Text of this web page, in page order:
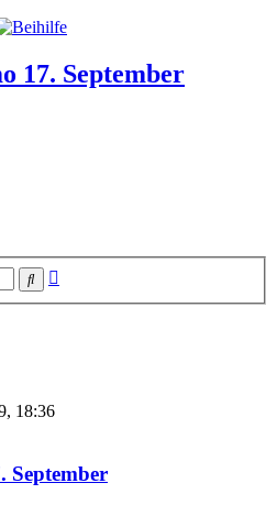
17. September
Suche
18:36
September